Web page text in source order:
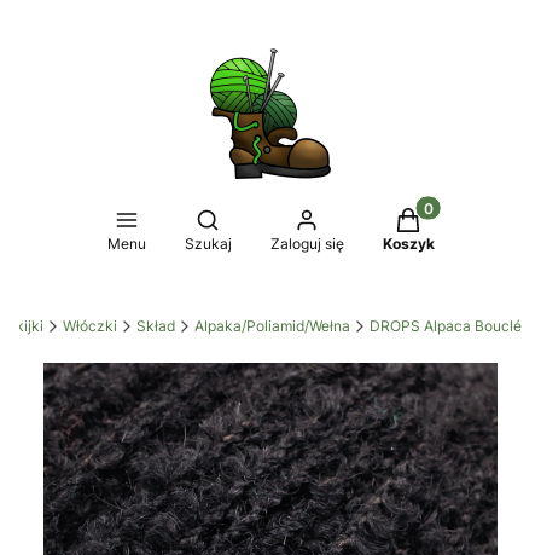
Menu
Otwórz wyszukiwarkę
Szukaj Zaloguj się
Produkty w
Koszyk
Włóczki Skład Alpaka/Poliamid/Wełna DROPS Alpaca Bouclé